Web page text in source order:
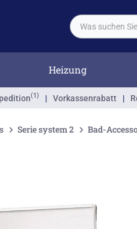
Heizung
(1) | Vorkassenrabatt |
Serie system 2 Bad-